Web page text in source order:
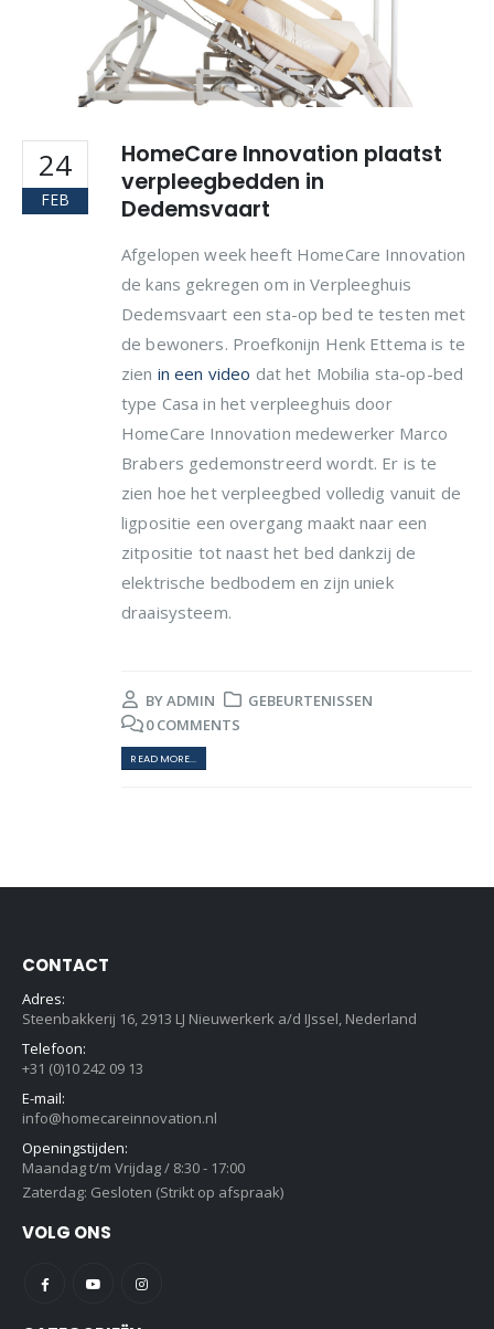
24
FEB
HomeCare Innovation plaatst
verpleegbedden in
Dedemsvaart
Afgelopen week heeft HomeCare Innovation
de kans gekregen om in Verpleeghuis
Dedemsvaart een sta-op bed te testen met
de bewoners. Proefkonijn Henk Ettema is te
zien in een video dat het Mobilia sta-op-bed
type Casa in het verpleeghuis door
HomeCare Innovation medewerker Marco
Brabers gedemonstreerd wordt. Er is te
zien hoe het verpleegbed volledig vanuit de
ligpositie een overgang maakt naar een
zitpositie tot naast het bed dankzij de
elektrische bedbodem en zijn uniek
draaisysteem.
BYADMIN
GEBEURTENISSEN
0 COMMENTS
READ MORE...
CONTACT
Adres:
Steenbakkerij 16, 2913 LJ Nieuwerkerk a/d IJssel, Nederland
Telefoon:
+31 (0)10 242 09 13
E-mail:
info@homecareinnovation.nl
Openingstijden:
Maandag t/m Vrijdag / 8:30 - 17:00
Zaterdag: Gesloten (Strikt op afspraak)
VOLG ONS